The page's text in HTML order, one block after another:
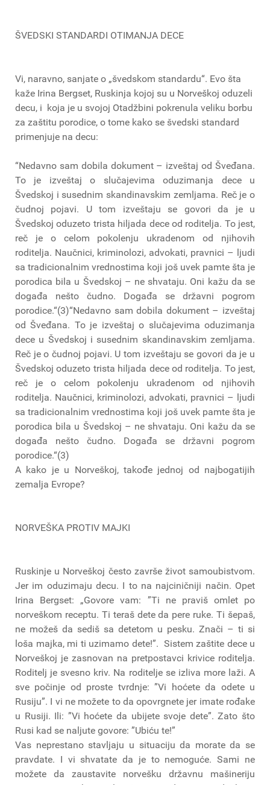
ŠVEDSKI STANDARDI OTIMANJA DECE
Vi, naravno, sanjate o „švedskom standardu“. Evo šta
kaže Irina Bergset, Ruskinja kojoj su u Norveškoj oduzeli
decu, i koja je u svojoj Otadžbini pokrenula veliku borbu
za zaštitu porodice, o tome kako se švedski standard
primenjuje na decu:
“Nedavno sam dobila dokument – izveštaj od Šveđana.
To je izveštaj o slučajevima oduzimanja dece u
Švedskoj i susednim skandinavskim zemljama. Reč je o
čudnoj pojavi. U tom izveštaju se govori da je u
Švedskoj oduzeto trista hiljada dece od roditelja. To jest,
reč je o celom pokolenju ukradenom od njihovih
roditelja. Naučnici, kriminolozi, advokati, pravnici – ljudi
sa tradicionalnim vrednostima koji još uvek pamte šta je
porodica bila u Švedskoj – ne shvataju. Oni kažu da se
događa nešto čudno. Događa se državni pogrom
porodice.“(3)“Nedavno sam dobila dokument – izveštaj
od Šveđana. To je izveštaj o slučajevima oduzimanja
dece u Švedskoj i susednim skandinavskim zemljama.
Reč je o čudnoj pojavi. U tom izveštaju se govori da je u
Švedskoj oduzeto trista hiljada dece od roditelja. To jest,
reč je o celom pokolenju ukradenom od njihovih
roditelja. Naučnici, kriminolozi, advokati, pravnici – ljudi
sa tradicionalnim vrednostima koji još uvek pamte šta je
porodica bila u Švedskoj – ne shvataju. Oni kažu da se
događa nešto čudno. Događa se državni pogrom
porodice.“(3)
A kako je u Norveškoj, takođe jednoj od najbogatijih
zemalja Evrope?
NORVEŠKA PROTIV MAJKI
Ruskinje u Norveškoj često završe život samoubistvom.
Jer im oduzimaju decu. I to na najciničniji način. Opet
Irina Bergset: „Govore vam: ”Ti ne praviš omlet po
norveškom receptu. Ti teraš dete da pere ruke. Ti šepaš,
ne možeš da sediš sa detetom u pesku. Znači – ti si
loša majka, mi ti uzimamo dete!”. Sistem zaštite dece u
Norveškoj je zasnovan na pretpostavci krivice roditelja.
Roditelj je svesno kriv. Na roditelje se izliva more laži. A
sve počinje od proste tvrdnje: ”Vi hoćete da odete u
Rusiju”. I vi ne možete to da opovrgnete jer imate rođake
u Rusiji. Ili: ”Vi hoćete da ubijete svoje dete”. Zato što
Rusi kad se naljute govore: ”Ubiću te!”
Vas neprestano stavljaju u situaciju da morate da se
pravdate. I vi shvatate da je to nemoguće. Sami ne
možete da zaustavite norvešku državnu mašineriju